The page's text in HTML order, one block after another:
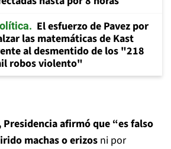
El esfuerzo de Pavez por
las matemáticas de Kast
al desmentido de los "218
robos violento"
Presidencia afirmó que “es falso
machas o erizos ni por